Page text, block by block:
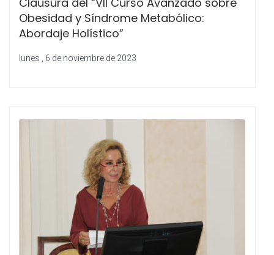
Obesidad y Síndrome Metabólico:
Abordaje Holístico”
lunes , 6 de noviembre de 2023